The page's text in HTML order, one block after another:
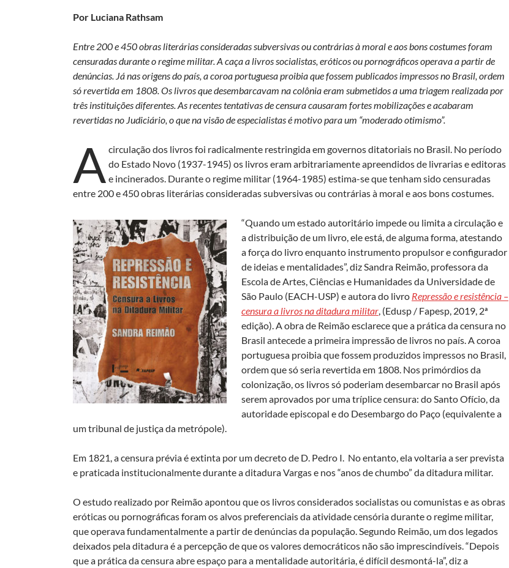
to
d
o
n
e
b
o
o
k
at
s
A
p
p
Por Luciana Rathsam
Entre 200 e 450 obras literárias consideradas subversivas ou contrárias à moral e aos bons costumes foram
censuradas durante o regime militar. A caça a livros socialistas, eróticos ou pornográficos operava a partir de
denúncias. Já nas origens do país, a coroa portuguesa proibia que fossem publicados impressos no Brasil, ordem
só revertida em 1808. Os livros que desembarcavam na colônia eram submetidos a uma triagem realizada por
três instituições diferentes. As recentes tentativas de censura causaram fortes mobilizações e acabaram
revertidas no Judiciário, o que na visão de especialistas é motivo para um “moderado otimismo”.
A circulação dos livros foi radicalmente restringida em governos ditatoriais no Brasil. No período
do Estado Novo (1937-1945) os livros eram arbitrariamente apreendidos de livrarias e editoras
e incinerados. Durante o regime militar (1964-1985) estima-se que tenham sido censuradas
entre 200 e 450 obras literárias consideradas subversivas ou contrárias à moral e aos bons costumes.
“Quando um estado autoritário impede ou limita a circulação e
a distribuição de um livro, ele está, de alguma forma, atestando
a força do livro enquanto instrumento propulsor e configurador
de ideias e mentalidades”, diz Sandra Reimão, professora da
Escola de Artes, Ciências e Humanidades da Universidade de
São Paulo (EACH-USP) e autora do livro Repressão e resistência –
censura a livros na ditadura militar , (Edusp / Fapesp, 2019, 2ª
edição). A obra de Reimão esclarece que a prática da censura no
Brasil antecede a primeira impressão de livros no país. A coroa
portuguesa proibia que fossem produzidos impressos no Brasil,
ordem que só seria revertida em 1808. Nos primórdios da
colonização, os livros só poderiam desembarcar no Brasil após
serem aprovados por uma tríplice censura: do Santo Ofício, da
autoridade episcopal e do Desembargo do Paço (equivalente a
um tribunal de justiça da metrópole).
Em 1821, a censura prévia é extinta por um decreto de D. Pedro I. No entanto, ela voltaria a ser prevista
e praticada institucionalmente durante a ditadura Vargas e nos “anos de chumbo” da ditadura militar.
O estudo realizado por Reimão apontou que os livros considerados socialistas ou comunistas e as obras
eróticas ou pornográficas foram os alvos preferenciais da atividade censória durante o regime militar,
que operava fundamentalmente a partir de denúncias da população. Segundo Reimão, um dos legados
deixados pela ditadura é a percepção de que os valores democráticos não são imprescindíveis. “Depois
que a prática da censura abre espaço para a mentalidade autoritária, é difícil desmontá-la”, diz a